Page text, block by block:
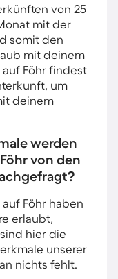
von 25
mit der
somit den
mit deinem
auf Föhr findest
um
deinem
werden
von den
Föhr haben
erlaubt,
hier die
unserer
nichts fehlt.